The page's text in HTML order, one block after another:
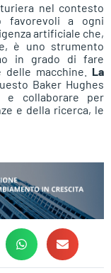
nel contesto
favorevoli a ogni
artificiale che,
è uno strumento
in grado di fare
macchine. La
Baker Hughes
e collaborare per
e della ricerca, le